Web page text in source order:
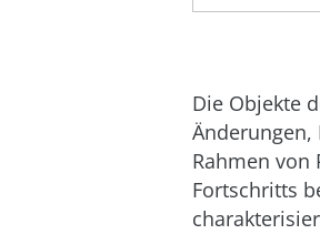
Die Objekte
Änderungen,
Rahmen von
Fortschritts